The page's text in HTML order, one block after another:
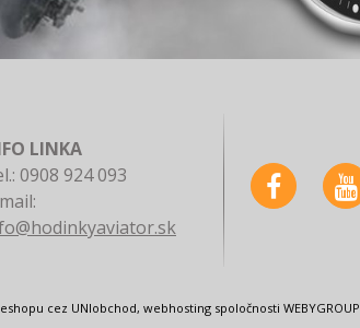
LINKA
0908 924 093
cez UNIobchod, webhosting spoločnosti WEBYGROUP